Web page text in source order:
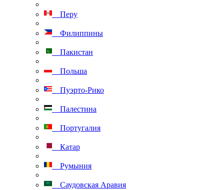
Перу
Филиппины
Пакистан
Польша
Пуэрто-Рико
Палестина
Португалия
Катар
Румыния
Саудовская Аравия